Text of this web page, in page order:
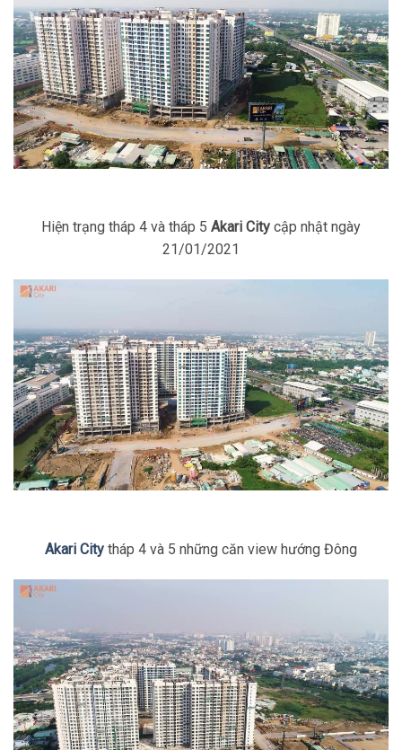
Hiện trạng tháp 4 và tháp 5 Akari City cập nhật ngày
21/01/2021
Akari City tháp 4 và 5 những căn view hướng Đông